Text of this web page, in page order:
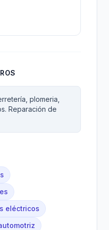
plomeria,
Reparación de
eléctricos